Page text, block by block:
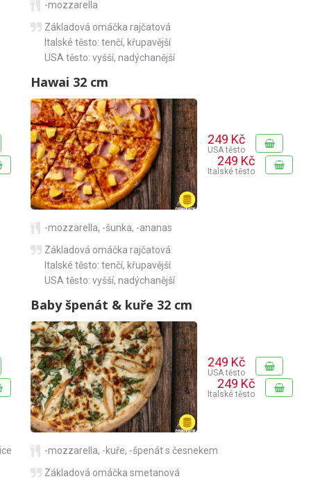
-mozzarella
Základová omáčka rajčatová
Italské těsto: tenčí, křupavější
USA těsto: vyšší, nadýchanější
Hawai 32 cm
249 Kč
USA těsto
249 Kč
Italské těsto
-mozzarella, -šunka, -ananas
Základová omáčka rajčatová
Italské těsto: tenčí, křupavější
USA těsto: vyšší, nadýchanější
Baby špenát & kuře 32 cm
249 Kč
USA těsto
249 Kč
Italské těsto
-mozzarella, -kuře, -špenát s česnekem
Základová omáčka smetanová